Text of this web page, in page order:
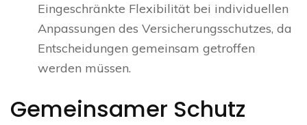
Eingeschränkte Flexibilität bei individuellen
Anpassungen des Versicherungsschutzes, da
Entscheidungen gemeinsam getroffen
werden müssen.
Gemeinsamer Schutz